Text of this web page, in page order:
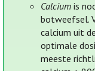
Calcium is
botweefsel.
calcium uit
optimale
meeste